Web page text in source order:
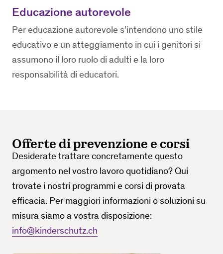
Educazione autorevole
Per educazione autorevole s’intendono uno stile
educativo e un atteggiamento in cui i genitori si
assumono il loro ruolo di adulti e la loro
responsabilità di educatori.
Offerte di prevenzione e corsi
Desiderate trattare concretamente questo
argomento nel vostro lavoro quotidiano? Qui
trovate i nostri programmi e corsi di provata
efficacia. Per maggiori informazioni o soluzioni su
misura siamo a vostra disposizione:
info@kinderschutz.ch